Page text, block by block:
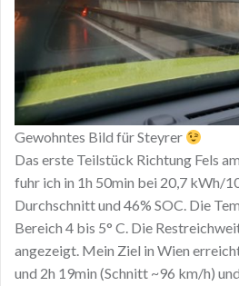
Gewohntes Bild für Steyrer
Das erste Teilstück Richtung Fels
fuhr ich in 1h 50min bei 20,7 kWh/
Durchschnitt und 46% SOC. Die
Bereich 4 bis 5° C. Die
angezeigt. Mein Ziel in Wien
und 2h 19min (Schnitt ~96 km/h)